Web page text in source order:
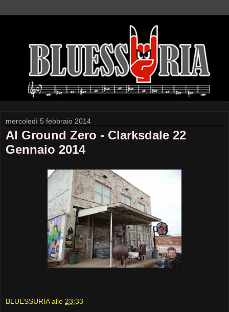
mercoledì 5 febbraio 2014
Al Ground Zero - Clarksdale 22
Gennaio 2014
BLUESSURIA alle 23:33